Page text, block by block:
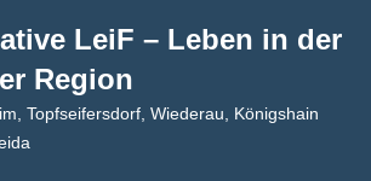
LeiF – Leben in der
Region
Topfseifersdorf, Wiederau, Königshain